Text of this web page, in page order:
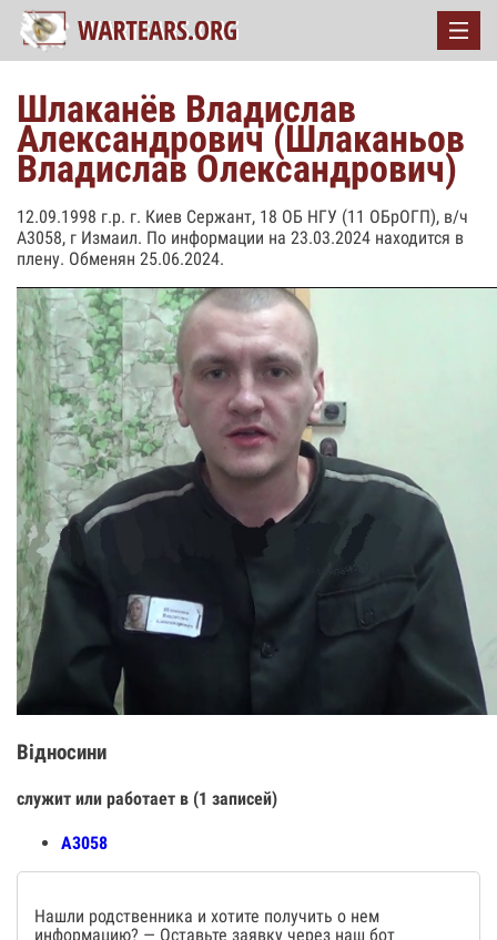
Шлаканёв Владислав
Александрович (Шлаканьов
Владислав Олександрович)
12.09.1998 г.р. г. Киев Сержант, 18 ОБ НГУ (11 ОБрОГП), в/ч
А3058, г Измаил. По информации на 23.03.2024 находится в
плену. Обменян 25.06.2024.
Відносини
служит или работает в (1 записей)
А3058
Нашли родственника и хотите получить о нем
информацию? — Оставьте заявку через наш бот